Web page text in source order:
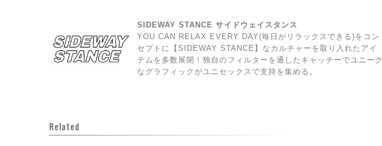
SIDEWAY STANCE サイドウェイスタンス
YOU CAN RELAX EVERY DAY(毎日がリラックスできる)をコン
セプトに【SIDEWAY STANCE】なカルチャーを取り入れたアイ
テムを多数展開！独自のフィルターを通したキャッチーでユニーク
なグラフィックがユニセックスで支持を集める。
Related